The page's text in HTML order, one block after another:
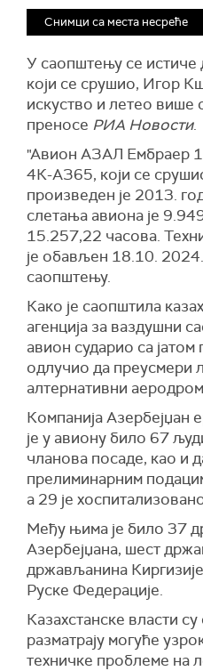
Снимци са места несреће
У саопштењу се истиче
који се срушио, Игор
искуство и летео више
преносе РИА Новости.
"Авион АЗАЛ Ембраер
4К-АЗ65, који се
произведен је 2013.
слетања авиона је
15.257,22 часова.
је обављен 18.10.
саопштењу.
Како је саопштила
агенција за ваздушни
авион сударио са јатом
одлучио да преусмери
алтернативни
Компанија Азербејџан
је у авиону било 67
чланова посаде, као и
прелиминарним
а 29 је
Међу њима је било 37
Азербејџана, шест
држављанина
Руске Федерације.
Казахстанске власти
разматрају могуће
техничке проблеме на